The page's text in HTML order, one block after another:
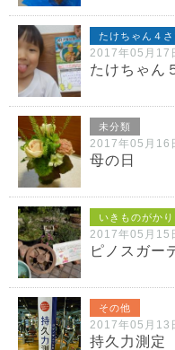
たけちゃん４
2017年05月17
たけちゃん
未分類
2017年05月16
母の日
いきものがかり
2017年05月15
ピノスガー
その他
2017年05月13
持久力測定